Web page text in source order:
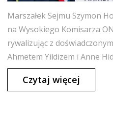
Marszałek Sejmu Szymon
na Wysokiego Komisarza
rywalizując z
Ahmetem Yildizem i Anne
Czytaj więcej